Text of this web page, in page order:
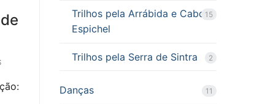
Trilhos pela Arrábida e Cabo
Espichel
15
Trilhos pela Serra de Sintra 2
Danças 11